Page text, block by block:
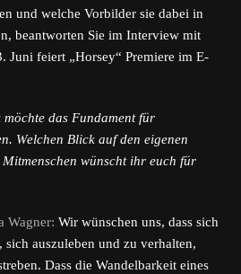
und welche Vorbilder sie dabei in
beantworten Sie im Interview mit
Juni feiert „Horsey“ Premiere im E-
möchte das Fundament für
Welchen Blick auf den eigenen
wünscht ihr euch für
Wagner: Wir wünschen uns, dass sich
sich auszuleben und zu verhalten,
Dass die Wandelbarkeit eines